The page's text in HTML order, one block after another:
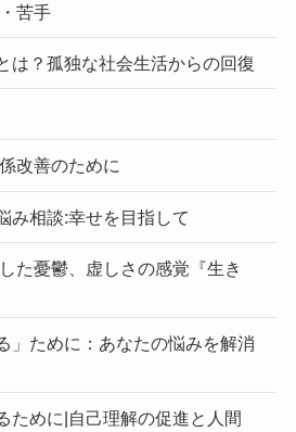
苦手
は？孤独な社会生活からの回復
改善のために
み相談:幸せを目指して
た憂鬱、虚しさの感覚『生き
」ために：あなたの悩みを解消
ために|自己理解の促進と人間